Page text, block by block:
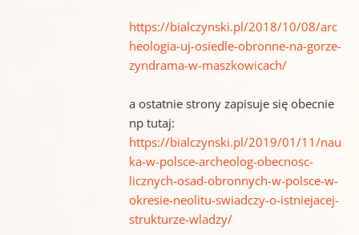
https://bialczynski.pl/2018/10/08/arc
heologia-uj-osiedle-obronne-na-gorze-
zyndrama-w-maszkowicach/
a ostatnie strony zapisuje się obecnie
np tutaj:
https://bialczynski.pl/2019/01/11/nau
ka-w-polsce-archeolog-obecnosc-
licznych-osad-obronnych-w-polsce-w-
okresie-neolitu-swiadczy-o-istniejacej-
strukturze-wladzy/